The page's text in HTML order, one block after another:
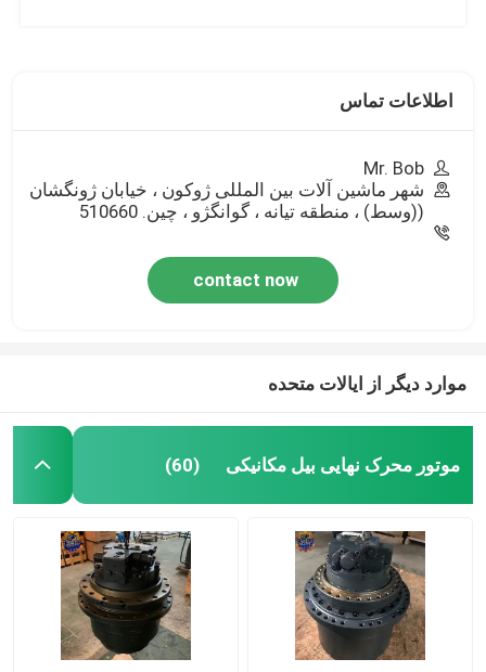
اطلاعات تماس
Mr. Bob
شهر ماشین آلات بین المللی ژوکون ، خیابان ژونگشان
((وسط) ، منطقه تیانه ، گوانگژو ، چین. 510660
contact now
موارد دیگر از ایالات متحده
موتور محرک نهایی بیل مکانیکی (60)